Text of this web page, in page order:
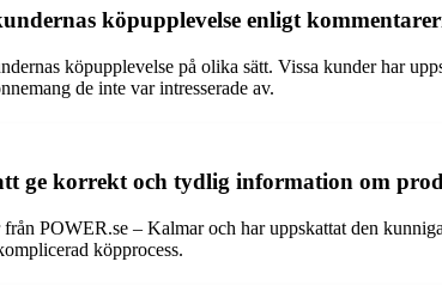
köpupplevelse enligt
köpupplevelse på olika sätt. Vissa kunder har
de inte var intresserade av.
ge korrekt och tydlig information om
POWER.se – Kalmar och har uppskattat den
köpprocess.